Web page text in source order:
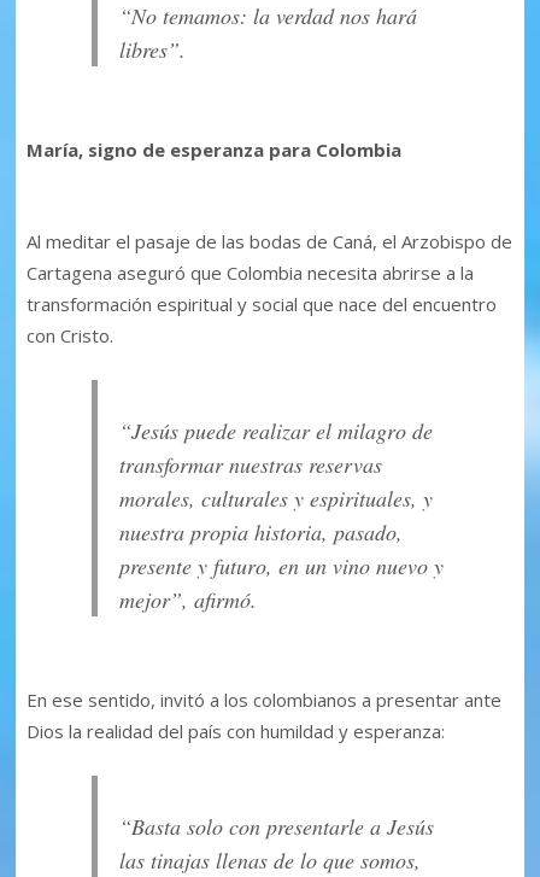
“No temamos: la verdad nos hará
libres”.
María, signo de esperanza para Colombia
Al meditar el pasaje de las bodas de Caná, el Arzobispo de
Cartagena aseguró que Colombia necesita abrirse a la
transformación espiritual y social que nace del encuentro
con Cristo.
“Jesús puede realizar el milagro de
transformar nuestras reservas
morales, culturales y espirituales, y
nuestra propia historia, pasado,
presente y futuro, en un vino nuevo y
mejor”, afirmó.
En ese sentido, invitó a los colombianos a presentar ante
Dios la realidad del país con humildad y esperanza:
“Basta solo con presentarle a Jesús
las tinajas llenas de lo que somos,